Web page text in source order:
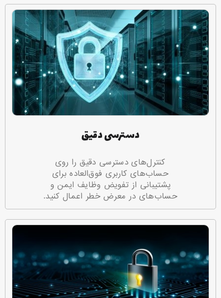
دسترسی دقیق
کنترل‌های دسترسی دقیق را روی
حساب‌های کاربری فوق‌العاده برای
پشتیبانی از تفویض وظایف ایمن و
حساب‌های در معرض خطر اعمال کنید.